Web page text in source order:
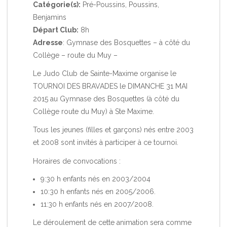
Catégorie(s): Pré-Poussins, Poussins,
Benjamins
Départ Club: 8h
Adresse: Gymnase des Bosquettes – à côté du
Collège – route du Muy –
Le Judo Club de Sainte-Maxime organise le
TOURNOI DES BRAVADES le DIMANCHE 31 MAI
2015 au Gymnase des Bosquettes (à côté du
Collège route du Muy) à Ste Maxime.
Tous les jeunes (filles et garçons) nés entre 2003
et 2008 sont invités à participer à ce tournoi.
Horaires de convocations :
9:30 h enfants nés en 2003/2004
10:30 h enfants nés en 2005/2006.
11:30 h enfants nés en 2007/2008.
Le déroulement de cette animation sera comme